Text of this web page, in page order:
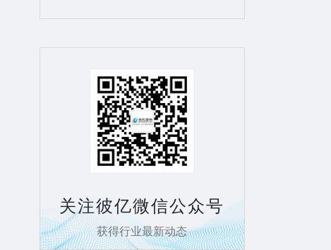
关注彼亿微信公众号
获得行业最新动态